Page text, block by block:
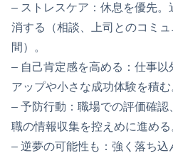
– ストレスケア：休息を優先
消する（相談、上司とのコミ
間）。
– 自己肯定感を高める：仕事
アップや小さな成功体験を積む
– 予防行動：職場での評価確
職の情報収集を控えめに進める
– 逆夢の可能性も：強く落ち